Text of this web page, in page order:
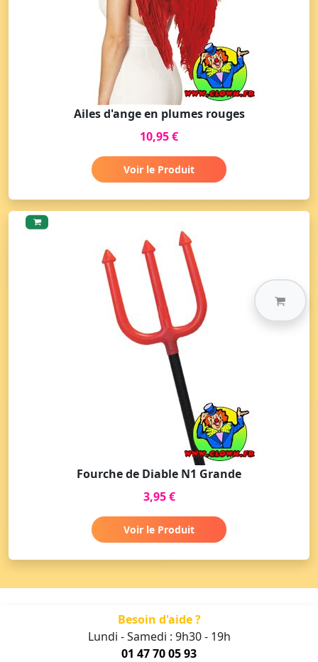
Ailes d'ange en plumes rouges
10,95 €
Voir le Produit
Fourche de Diable N1 Grande
3,95 €
Voir le Produit
Besoin d'aide ?
Lundi - Samedi : 9h30 - 19h
01 47 70 05 93